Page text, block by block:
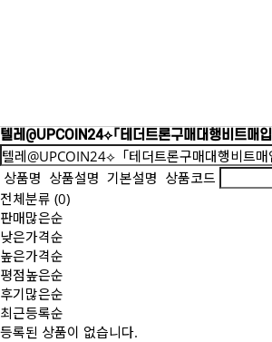
텔레@UPCOIN24⟡「테더트론구매대행비트매입
상품명 상품설명 기본설명 상품코드
전체분류 (0)
판매많은순
낮은가격순
높은가격순
평점높은순
후기많은순
최근등록순
등록된 상품이 없습니다.